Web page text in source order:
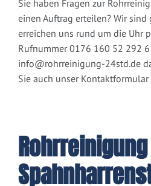
Sie haben Fragen zur
einen Auftrag erteilen? Wir sind
erreichen uns rund um die Uhr
Rufnummer 0176 160 52 292
info@rohrreinigung-24std.de
Sie auch unser Kontaktformular
Rohrreinigung